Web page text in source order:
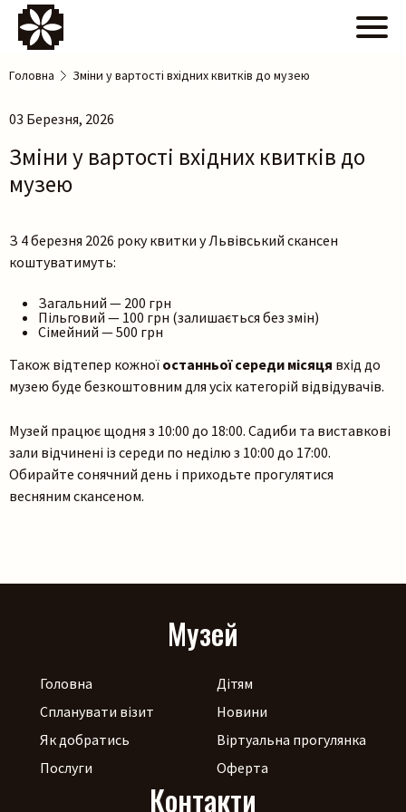
Пошук на сайті
Шукати
Головна Зміни у вартості вхідних квитків до музею
03 Березня, 2026
Зміни у вартості вхідних квитків до
музею
З 4 березня 2026 року квитки у Львівський скансен
коштуватимуть:
Загальний — 200 грн
Пільговий — 100 грн (залишається без змін)
Сімейний — 500 грн
Також відтепер кожної останньої середи місяця вхід до
музею буде безкоштовним для усіх категорій відвідувачів.
Музей працює щодня з 10:00 до 18:00. Садиби та виставкові
зали відчинені із середи по неділю з 10:00 до 17:00.
Обирайте сонячний день і приходьте прогулятися
весняним скансеном.
Музей
Головна
Спланувати візит
Як добратись
Послуги
Дітям
Новини
Віртуальна прогулянка
Оферта
Контакти